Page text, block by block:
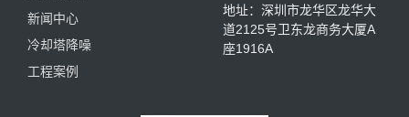
新闻中心
冷却塔降噪
工程案例
地址：深圳市龙华区龙华大
道2125号卫东龙商务大厦A
座1916A